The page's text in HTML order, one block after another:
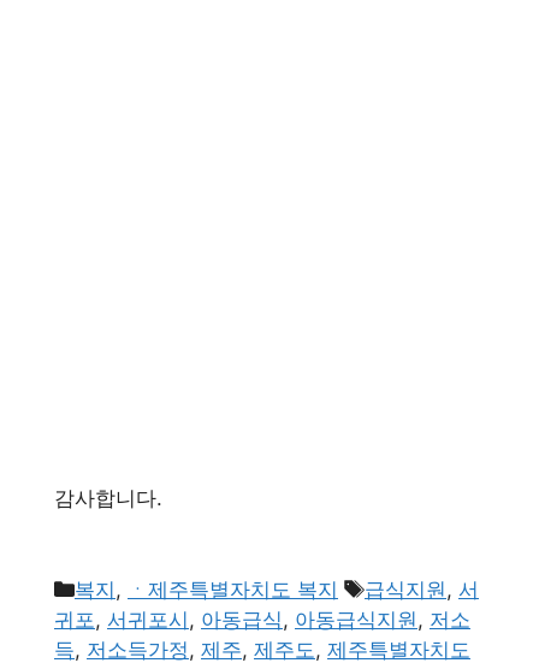
감사합니다.
카
테
고
복지, ㆍ제주특별자치도 복지
태
그
급식지원, 서
귀포, 서귀포시, 아동급식, 아동급식지원, 저소
득, 저소득가정, 제주, 제주도, 제주특별자치도